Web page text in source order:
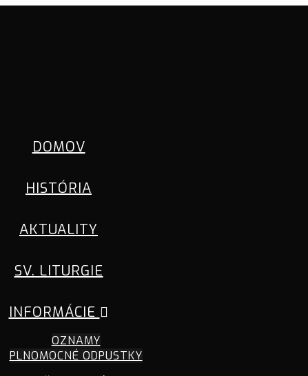
DOMOV
HISTÓRIA
AKTUALITY
SV. LITURGIE
INFORMÁCIE
OZNAMY
PLNOMOCNÉ ODPUSTKY